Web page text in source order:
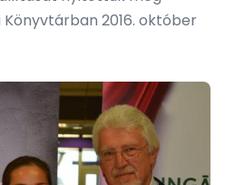
2016. október